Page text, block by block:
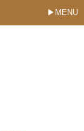
MENU